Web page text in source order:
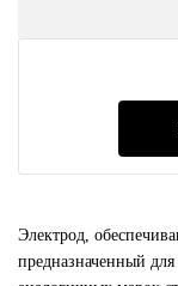
Электрод,
предназначенный